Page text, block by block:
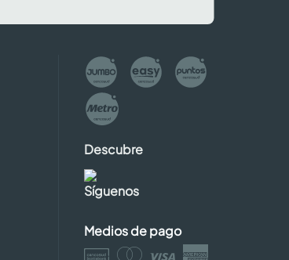
Descubre
Síguenos
Medios de pago